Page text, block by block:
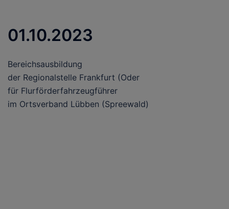
01.10.2023
Bereichsausbildung
der Regionalstelle Frankfurt (Oder
für Flurförderfahrzeugführer
im Ortsverband Lübben (Spreewald)